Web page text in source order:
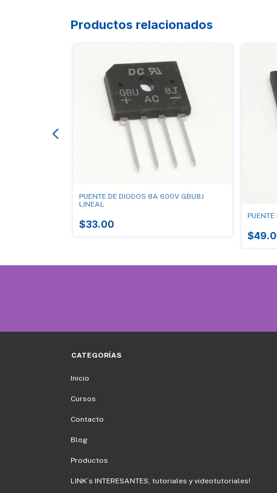
Productos relacionados
PUENTE DE DIODOS 8A 600V GBU8J
LINEAL
$33.00
CATEGORÍAS
Inicio
Cursos
Contacto
Blog
Productos
LINK´s INTERESANTES, tutoriales y videotutoriales!